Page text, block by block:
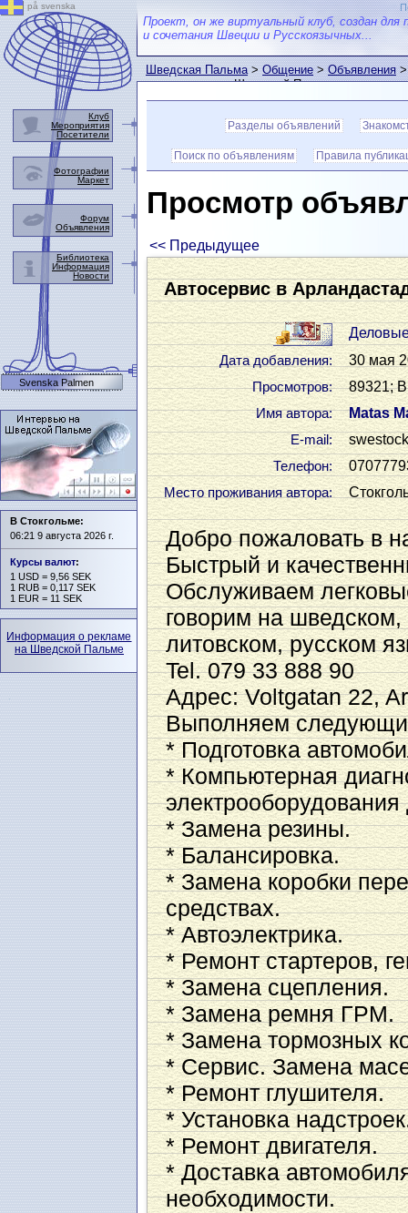
Проект, он же виртуальный клуб, создан для
и сочетания Швеции и Русскоязычных...
Шведская Пальма>Общение>Объявления>
пользователем Шведской Пальмы
Разделы объявлений
Поиск по объявлениям Правила
Просмотр
<< Предыдущее
Автосервис в
Дата добавления: 30 мая
Просмотров: 89321;
Имя автора: Matas
Е-mail:
Телефон:
Место проживания автора:
Добро пожаловать в
Быстрый и
Обслуживаем
говорим на шведском,
литовском, русском
Tel. 079 33 888 90
Aдрес: Voltgatan 22,
Выполняем
* Подготовка
* Компьютерная
* Замена резины.
* Балансировка.
* Замена коробки
средствах.
* Автоэлектрика.
* Ремонт стартеров,
* Замена сцепления.
* Замена ремня ГРМ.
* Заменa тормозных
* Сервис. Замена
* Ремонт глушителя.
* Установка
* Ремонт двигателя.
* Доставка
необходимости.
på svenska
Клуб
Мероприятия
Посетители
Фотографии
Маркет
Форум
Объявления
Библиотека
Информация
Новости
Svenska Palmen
В Стокгольме:
06:21 9 августа 2026 г.
Курсы валют:
1 USD = 9,56 SEK
1 RUB = 0,117 SEK
1 EUR = 11 SEK
Информация о рекламе
на Шведской Пальме